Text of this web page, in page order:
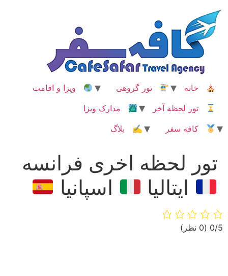
محتوا
خانه تور گروهی
ویزا و اقامت
تور لحظه آخر
مدارک ویزا
کافه سفر
✍ بلاگ
تور لحظه اخری فرانسه
ایتالیا
اسپانیا
‫0/5 ‫(0 نظر)